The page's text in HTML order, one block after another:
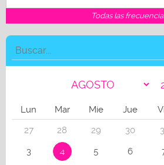
Todas las
Lun Mar Mie Jue
27
28 29 30
3
4 5 6